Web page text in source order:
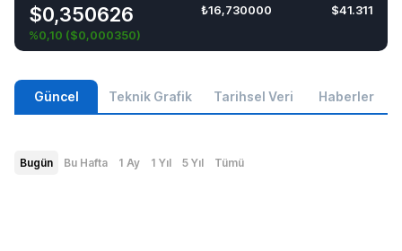
$0,350626
%0,10 ($0,000350)
₺16,730000 $41.311
Güncel Teknik Grafik Tarihsel Veri Haberler
Bugün Bu Hafta 1 Ay 1 Yıl 5 Yıl Tümü